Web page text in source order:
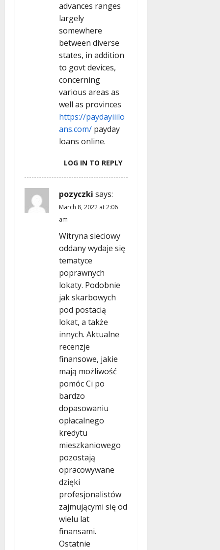
advances ranges
largely
somewhere
between diverse
states, in addition
to govt devices,
concerning
various areas as
well as provinces
https://paydayiiilo
ans.com/ payday
loans online.
LOG IN TO REPLY
pozyczki says:
March 8, 2022 at 2:06
am
Witryna sieciowy
oddany wydaje się
tematyce
poprawnych
lokaty. Podobnie
jak skarbowych
pod postacią
lokat, a także
innych. Aktualne
recenzje
finansowe, jakie
mają możliwość
pomóc Ci po
bardzo
dopasowaniu
opłacalnego
kredytu
mieszkaniowego
pozostają
opracowywane
dzięki
profesjonalistów
zajmującymi się od
wielu lat
finansami.
Ostatnie